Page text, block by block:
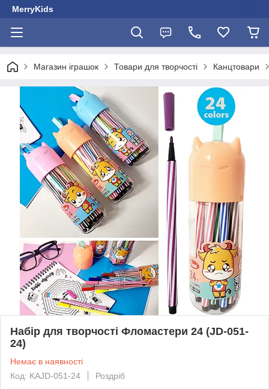
MerryKids
Магазин іграшок Товари для творчості Канцтовари
Набір для творчості Фломастери 24 (JD-051-
24)
Немає в наявності
Код: KAJD-051-24
Роздріб